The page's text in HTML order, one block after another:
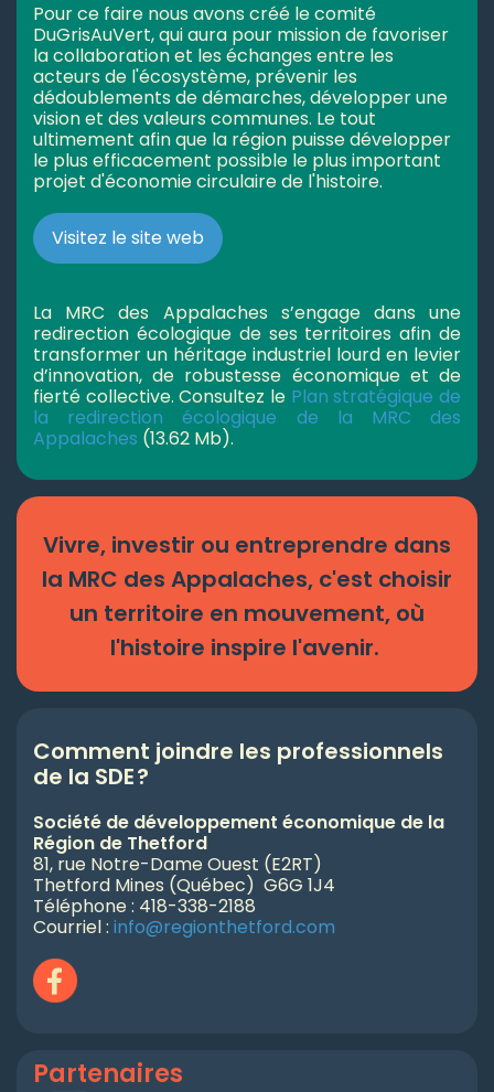
Pour ce faire nous avons créé le comité
DuGrisAuVert, qui aura pour mission de favoriser
la collaboration et les échanges entre les
acteurs de l'écosystème, prévenir les
dédoublements de démarches, développer une
vision et des valeurs communes. Le tout
ultimement afin que la région puisse développer
le plus efficacement possible le plus important
projet d'économie circulaire de l'histoire.
Visitez le site web
La MRC des Appalaches s’engage dans une
redirection écologique de ses territoires afin de
transformer un héritage industriel lourd en levier
d’innovation, de robustesse économique et de
fierté collective. Consultez le Plan stratégique de
la redirection écologique de la MRC des
Appalaches (13.62 Mb).
Vivre, investir ou entreprendre dans
la MRC des Appalaches, c'est choisir
un territoire en mouvement, où
l'histoire inspire l'avenir.
Comment joindre les professionnels
de la SDE?
Société de développement économique de la
Région de Thetford
81, rue Notre-Dame Ouest (E2RT)
Thetford Mines (Québec) G6G 1J4
Téléphone : 418-338-2188
Courriel : info@regionthetford.com
Partenaires